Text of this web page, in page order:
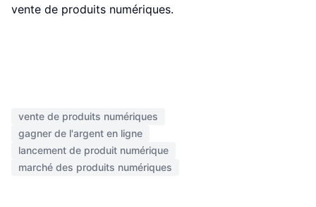
vente de produits numériques.
vente de produits numériques
gagner de l'argent en ligne
lancement de produit numérique
marché des produits numériques